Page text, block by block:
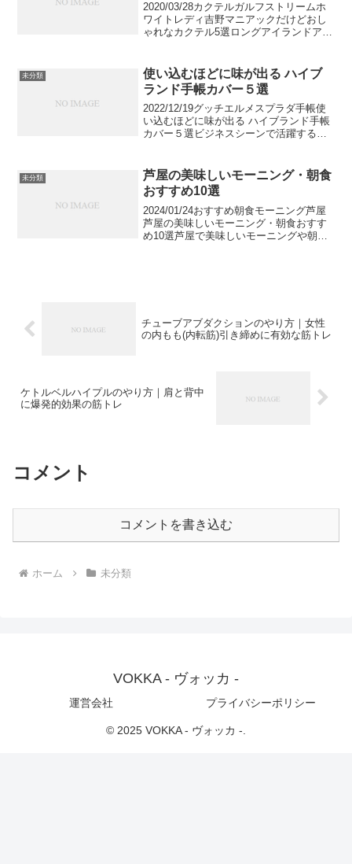
2020/03/28カクテルガルフストリームホ
ワイトレディ吉野マニアックだけどおし
ゃれなカクテル5選ロングアイランドアイ
の方も多いのではないでしょうか。今回
はそんな有名...
未分類
使い込むほどに味が出る ハイブ
ランド手帳カバー５選
2022/12/19グッチエルメスプラダ手帳使
い込むほどに味が出る ハイブランド手帳
カバー５選ビジネスシーンで活躍する
使えば、使い心地が良いだけでなく「大
人なオシャレ」...
未分類
芦屋の美味しいモーニング・朝食
おすすめ10選
2024/01/24おすすめ朝食モーニング芦屋
芦屋の美味しいモーニング・朝食おすす
め10選芦屋で美味しいモーニングや朝食
チューブアブダクションのやり方｜女性
の内もも(内転筋)引き締めに有効な筋トレ
ケトルベルハイプルのやり方｜肩と背中
に爆発的効果の筋トレ
コメント
コメントを書き込む
ホーム 未分類
VOKKA - ヴォッカ -
運営会社 プライバシーポリシー
© 2025 VOKKA - ヴォッカ -.